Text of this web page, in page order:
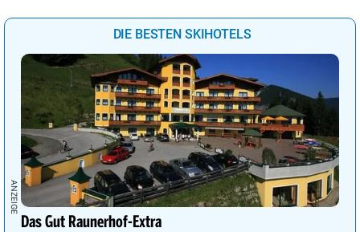
DIE BESTEN SKIHOTELS
Das Gut Raunerhof-Extra